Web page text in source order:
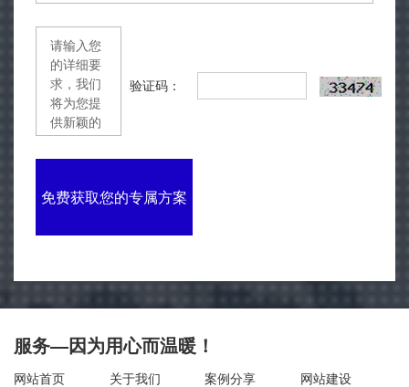
验证码：
免费获取您的专属方案
服务—因为用心而温暖！
网站首页 关于我们 案例分享
网站建设